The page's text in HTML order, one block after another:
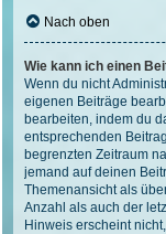
Nach oben
Wie kann ich einen
Wenn du nicht
eigenen Beiträge
bearbeiten, indem du
entsprechenden
begrenzten Zeitraum
jemand auf deinen
Themenansicht als
Anzahl als auch der
Hinweis erscheint